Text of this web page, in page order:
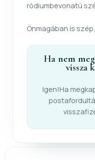
ródiumbevonatú
Önmagában is
Ha nem
vissza
Igen!Ha